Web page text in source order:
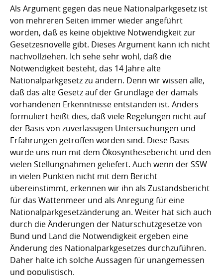
Als Argument gegen das neue Nationalparkgesetz ist
von mehreren Seiten immer wieder angeführt
worden, daß es keine objektive Notwendigkeit zur
Gesetzesnovelle gibt. Dieses Argument kann ich nicht
nachvollziehen. Ich sehe sehr wohl, daß die
Notwendigkeit besteht, das 14 Jahre alte
Nationalparkgesetz zu ändern. Denn wir wissen alle,
daß das alte Gesetz auf der Grundlage der damals
vorhandenen Erkenntnisse entstanden ist. Anders
formuliert heißt dies, daß viele Regelungen nicht auf
der Basis von zuverlässigen Untersuchungen und
Erfahrungen getroffen worden sind. Diese Basis
wurde uns nun mit dem Ökosynthesebericht und den
vielen Stellungnahmen geliefert. Auch wenn der SSW
in vielen Punkten nicht mit dem Bericht
übereinstimmt, erkennen wir ihn als Zustandsbericht
für das Wattenmeer und als Anregung für eine
Nationalparkgesetzänderung an. Weiter hat sich auch
durch die Änderungen der Naturschutzgesetze von
Bund und Land die Notwendigkeit ergeben eine
Änderung des Nationalparkgesetzes durchzuführen.
Daher halte ich solche Aussagen für unangemessen
und populistisch.